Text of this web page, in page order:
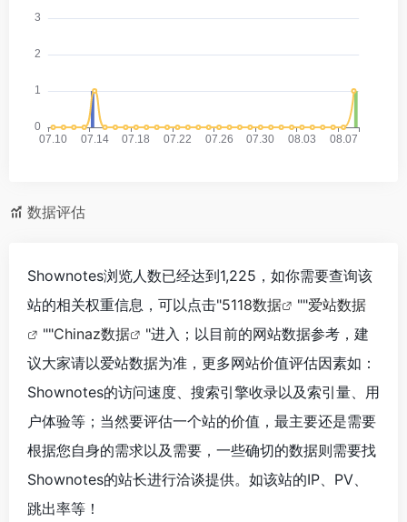
数据评估
Shownotes浏览人数已经达到1,225，如你需要查询该
站的相关权重信息，可以点击"5118数据 ""爱站数据
""Chinaz数据
"进入；以目前的网站数据参考，建
议大家请以爱站数据为准，更多网站价值评估因素如：
Shownotes的访问速度、搜索引擎收录以及索引量、用
户体验等；当然要评估一个站的价值，最主要还是需要
根据您自身的需求以及需要，一些确切的数据则需要找
Shownotes的站长进行洽谈提供。如该站的IP、PV、
跳出率等！